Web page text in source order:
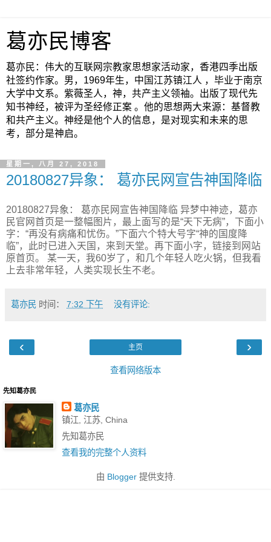
葛亦民博客
葛亦民：伟大的互联网宗教家思想家活动家，香港四季出版
社签约作家。男，1969年生，中国江苏镇江人 ，毕业于南京
大学中文系。紫薇圣人，神，共产主义领袖。出版了现代先
知书神经，被评为圣经修正案 。他的思想两大来源：基督教
和共产主义。神经是他个人的信息，是对现实和未来的思
考，部分是神启。
星期一, 八月 27, 2018
20180827异象： 葛亦民网宣告神国降临
20180827异象： 葛亦民网宣告神国降临 异梦中神迹，葛亦
民官网首页是一整幅图片，最上面写的是“天下无病”，下面小
字：“再没有病痛和忧伤。”下面六个特大号字“神的国度降
临”，此时已进入天国，来到天堂。再下面小字，链接到网站
原首页。 某一天，我60岁了，和几个年轻人吃火锅，但我看
上去非常年轻，人类实现长生不老。
葛亦民 时间： 7:32 下午 没有评论:
‹ ›
主页
查看网络版本
先知葛亦民
葛亦民
镇江, 江苏, China
先知葛亦民
查看我的完整个人资料
由 Blogger提供支持.